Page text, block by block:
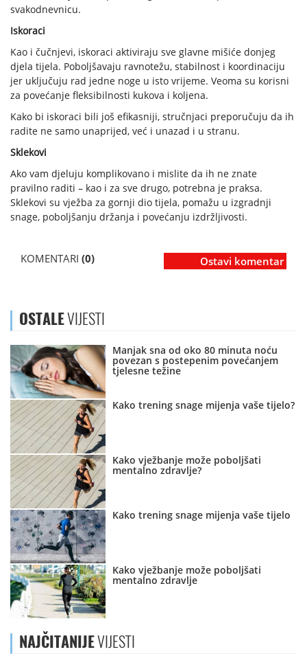
svakodnevnicu.
Iskoraci
Kao i čučnjevi, iskoraci aktiviraju sve glavne mišiće donjeg
djela tijela. Poboljšavaju ravnotežu, stabilnost i koordinaciju
jer uključuju rad jedne noge u isto vrijeme. Veoma su korisni
za povećanje fleksibilnosti kukova i koljena.
Kako bi iskoraci bili još efikasniji, stručnjaci preporučuju da ih
radite ne samo unaprijed, već i unazad i u stranu.
Sklekovi
Ako vam djeluju komplikovano i mislite da ih ne znate
pravilno raditi – kao i za sve drugo, potrebna je praksa.
Sklekovi su vježba za gornji dio tijela, pomažu u izgradnji
snage, poboljšanju držanja i povećanju izdržljivosti.
KOMENTARI (0) Ostavi komentar
OSTALEVIJESTI
Manjak sna od oko 80 minuta noću
povezan s postepenim povećanjem
tjelesne težine
Kako trening snage mijenja vaše tijelo?
Kako vježbanje može poboljšati
mentalno zdravlje?
Kako trening snage mijenja vaše tijelo
Kako vježbanje može poboljšati
mentalno zdravlje
NAJČITANIJEVIJESTI